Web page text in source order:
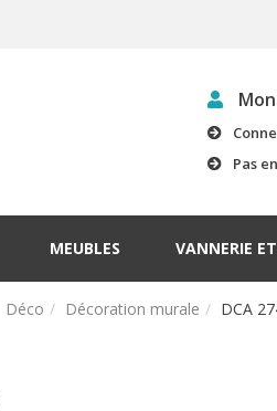
Pas
MEUBLES VANNERIE
Déco Décoration murale DCA